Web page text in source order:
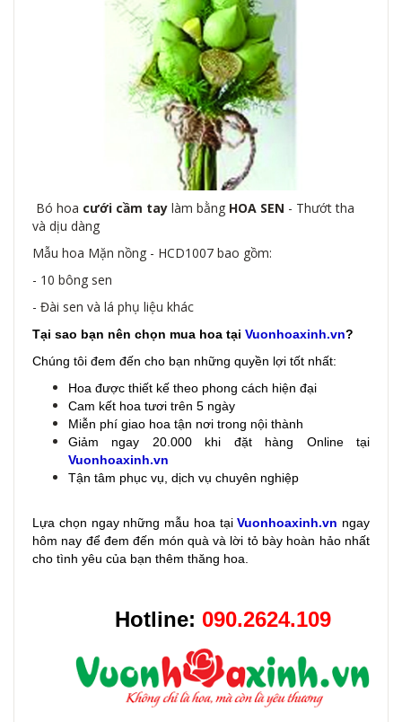
Bó hoa cưới cầm tay làm bằng HOA SEN - Thướt tha
và dịu dàng
Mẫu hoa Mặn nồng - HCD1007 bao gồm:
- 10 bông sen
- Đài sen và lá phụ liệu khác
Tại sao bạn nên chọn mua hoa tại Vuonhoaxinh.vn?
Chúng tôi đem đến cho bạn những quyền lợi tốt nhất:
Hoa được thiết kế theo phong cách hiện đại
Cam kết hoa tươi trên 5 ngày
Miễn phí giao hoa tận nơi trong nội thành
Giảm ngay 20.000 khi đặt hàng Online tại
Vuonhoaxinh.vn
Tận tâm phục vụ, dịch vụ chuyên nghiệp
Lựa chọn ngay những mẫu hoa tạiVuonhoaxinh.vn ngay
hôm nay để đem đến món quà và lời tỏ bày hoàn hảo nhất
cho tình yêu của bạn thêm thăng hoa.
Hotline: 090.2624.109